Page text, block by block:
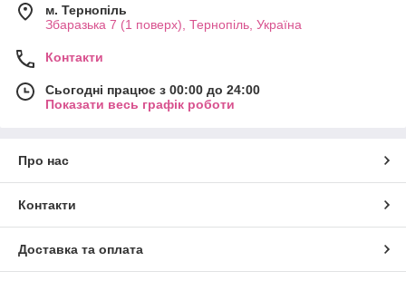
м. Тернопіль
Збаразька 7 (1 поверх), Тернопіль, Україна
Контакти
Сьогодні працює з 00:00 до 24:00
Показати весь графік роботи
Про нас
Контакти
Доставка та оплата